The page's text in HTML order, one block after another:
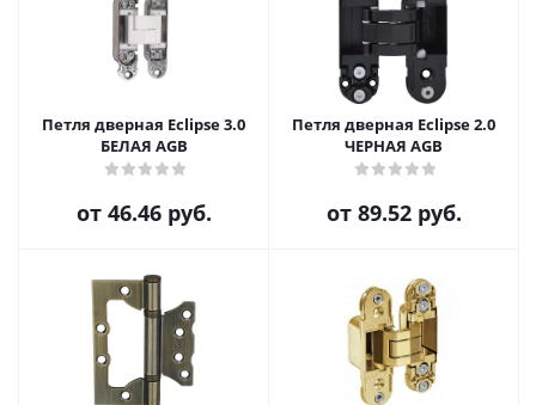
Петля дверная Eclipse 3.0
БЕЛАЯ AGB
от 46.46 руб.
Петля дверная Eclipse 2.0
ЧЕРНАЯ AGB
от 89.52 руб.